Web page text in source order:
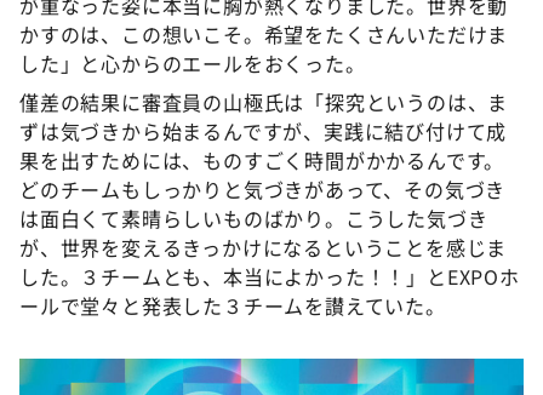
かすのは、この想いこそ。希望をたくさんいただけま
した」と心からのエールをおくった。
僅差の結果に審査員の山極氏は「探究というのは、ま
ずは気づきから始まるんですが、実践に結び付けて成
果を出すためには、ものすごく時間がかかるんです。
どのチームもしっかりと気づきがあって、その気づき
は面白くて素晴らしいものばかり。こうした気づき
が、世界を変えるきっかけになるということを感じま
した。３チームとも、本当によかった！！」とEXPOホ
ールで堂々と発表した３チームを讃えていた。